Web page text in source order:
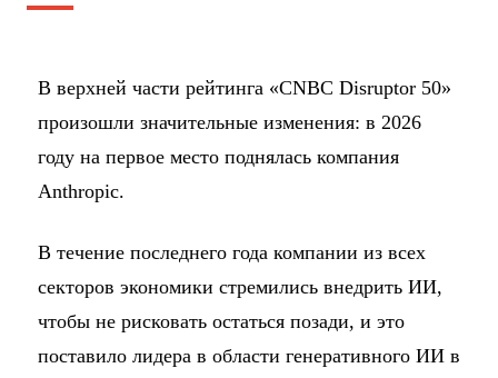
В верхней части рейтинга «CNBC Disruptor 50»
произошли значительные изменения: в 2026
году на первое место поднялась компания
Anthropic.
В течение последнего года компании из всех
секторов экономики стремились внедрить ИИ,
чтобы не рисковать остаться позади, и это
поставило лидера в области генеративного ИИ в